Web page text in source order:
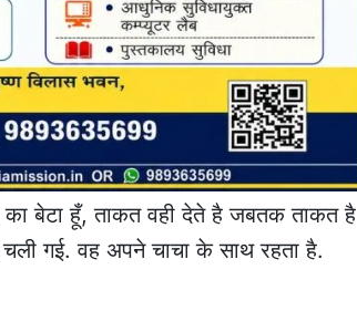
बेटा हूँ, ताकत वही देते है जबतक ताकत है
गई. वह अपने चाचा के साथ रहता है.